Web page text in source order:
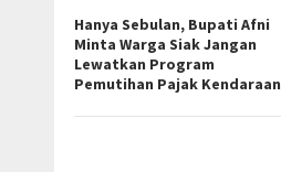
Hanya Sebulan, Bupati Afni
Minta Warga Siak Jangan
Lewatkan Program
Pemutihan Pajak Kendaraan